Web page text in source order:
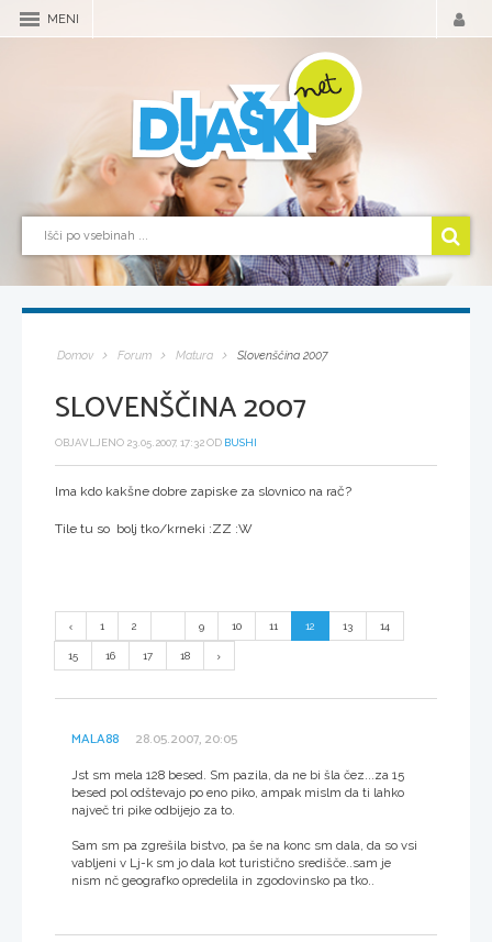
MENI
Domov Forum Matura Slovenščina 2007
SLOVENŠČINA 2007
OBJAVLJENO 23.05.2007, 17:32 OD BUSHI
Ima kdo kakšne dobre zapiske za slovnico na rač?
Tile tu so bolj tko/krneki :ZZ :W
1 2 9 10 11 12 13 14
15 16 17 18
MALA88 28.05.2007, 20:05
Jst sm mela 128 besed. Sm pazila, da ne bi šla čez...za 15
besed pol odštevajo po eno piko, ampak mislm da ti lahko
največ tri pike odbijejo za to.
Sam sm pa zgrešila bistvo, pa še na konc sm dala, da so vsi
vabljeni v Lj-k sm jo dala kot turistično središče..sam je
nism nč geografko opredelila in zgodovinsko pa tko..